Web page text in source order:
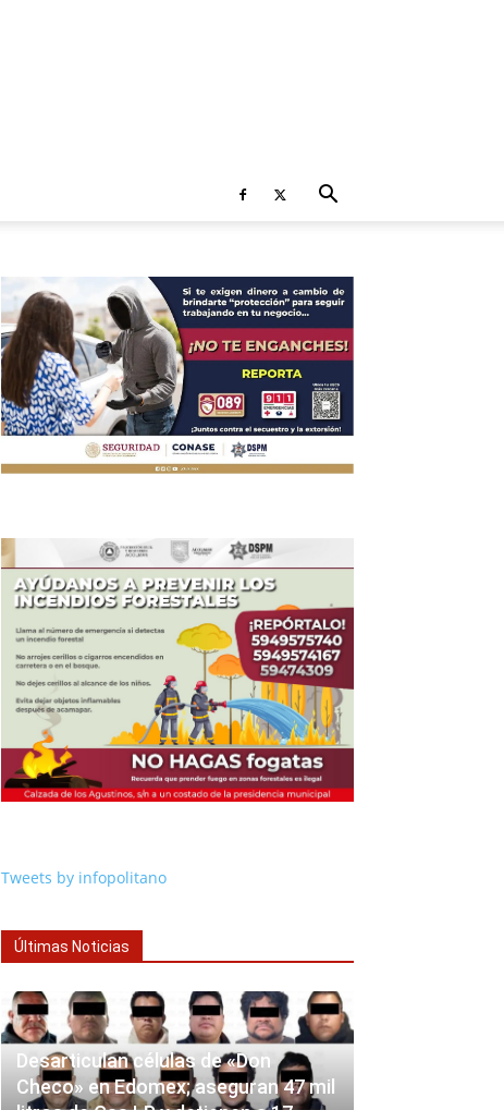
Tweets by infopolitano
Últimas Noticias
Desarticulan células de «Don
Checo» en Edomex; aseguran 47 mil